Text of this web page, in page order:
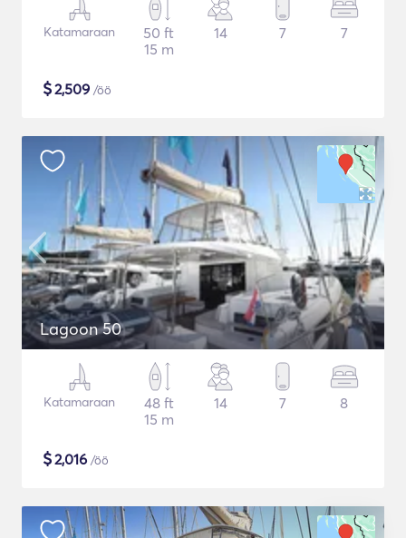
Katamaraan
50 ft
15 m
14 7 7
$2,509 /öö
Lagoon 50
Katamaraan
48 ft
15 m
14 7 8
$2,016 /öö